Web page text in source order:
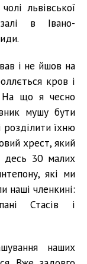
львівської
в Івано-
і не йшов на
кров і
На що я чесно
мушу бути
їхню
хрест, який
десь 30 малих
які ми
наші членкині:
Стасів і
наших